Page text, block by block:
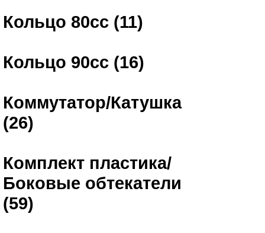
Кольцо 80сс (11)
Кольцо 90сс (16)
Коммутатор/Катушка
(26)
Комплект пластика/
Боковые обтекатели
(59)